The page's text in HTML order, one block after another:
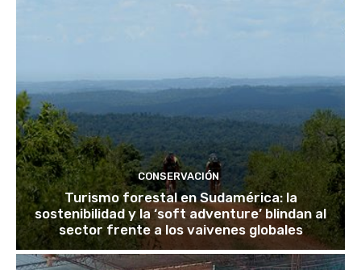
CONSERVACIÓN
Turismo forestal en Sudamérica: la
sostenibilidad y la ‘soft adventure’ blindan al
sector frente a los vaivenes globales